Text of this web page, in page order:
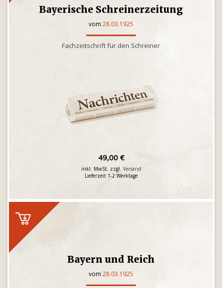
Bayerische Schreinerzeitung
vom 28.03.1925
Fachzeitschrift für den Schreiner
49,00 €
inkl. MwSt. zzgl. Versand
Lieferzeit 1-2 Werktage
Bayern und Reich
vom 28.03.1925